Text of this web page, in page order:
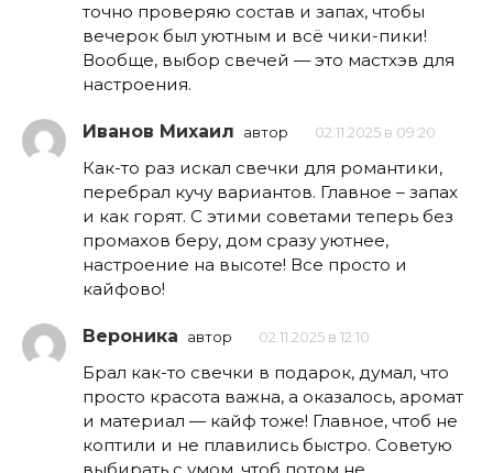
точно проверяю состав и запах, чтобы
вечерок был уютным и всё чики-пики!
Вообще, выбор свечей — это мастхэв для
настроения.
Иванов Михаил автор 02.11.2025 в 09:20
Как-то раз искал свечки для романтики,
перебрал кучу вариантов. Главное – запах
и как горят. С этими советами теперь без
промахов беру, дом сразу уютнее,
настроение на высоте! Все просто и
кайфово!
Вероника автор 02.11.2025 в 12:10
Брал как-то свечки в подарок, думал, что
просто красота важна, а оказалось, аромат
и материал — кайф тоже! Главное, чтоб не
коптили и не плавились быстро. Советую